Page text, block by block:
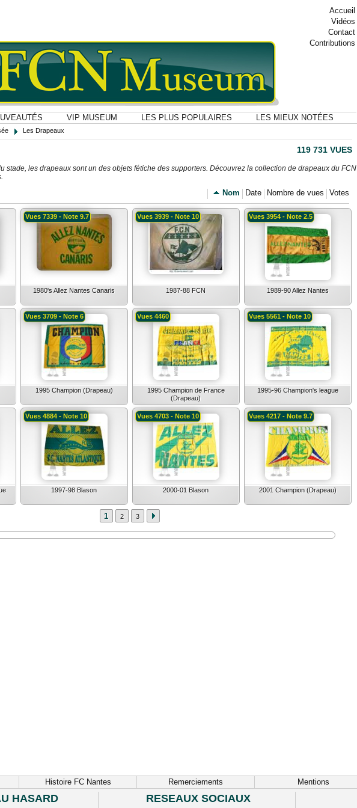
Accueil
Vidéos
Contact
Contributions
VIP MUSEUM LES PLUS POPULAIRES LES MIEUX NOTÉES
Les Drapeaux
119 731 VUES
stade, les drapeaux sont un des objets fétiche des supporters. Découvrez la collection de drapeaux du FCN
Votes
Nombre de vues
Date
Nom
1980's Allez Nantes Canaris
Vues 7339 - Note 9.7
1987-88 FCN
Vues 3939 - Note 10
1989-90 Allez Nantes
Vues 3954 - Note 2.5
1995 Champion (Drapeau)
Vues 3709 - Note 6
1995 Champion de France
(Drapeau)
Vues 4460
1995-96 Champion's league
Vues 5561 - Note 10
1997-98 Blason
Vues 4884 - Note 10
2000-01 Blason
Vues 4703 - Note 10
2001 Champion (Drapeau)
Vues 4217 - Note 9.7
1 2 3
Histoire FC Nantes Remerciements Mentions
HASARD RESEAUX SOCIAUX